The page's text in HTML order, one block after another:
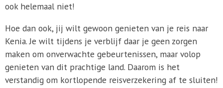
ook helemaal niet!
Hoe dan ook, jij wilt gewoon genieten van je reis naar
Kenia. Je wilt tijdens je verblijf daar je geen zorgen
maken om onverwachte gebeurtenissen, maar volop
genieten van dit prachtige land. Daarom is het
verstandig om kortlopende reisverzekering af te sluiten!